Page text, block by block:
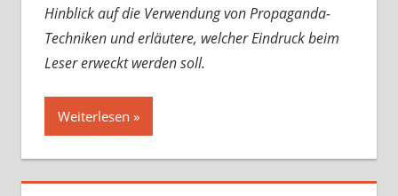
Hinblick auf die Verwendung von Propaganda-
Techniken und erläutere, welcher Eindruck beim
Leser erweckt werden soll.
Weiterlesen